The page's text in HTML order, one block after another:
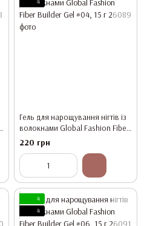
4
Гель для нарощування нігтів із
волокнами Global Fashion Fiber
Builder Gel #04, 15 г
220 грн
4
4